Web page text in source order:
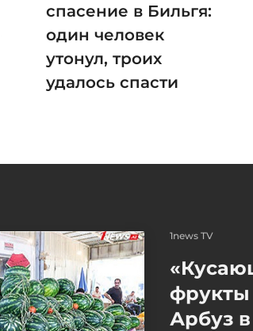
спасение в Бильгя:
один человек
утонул, троих
удалось спасти
1news TV
Арбуз